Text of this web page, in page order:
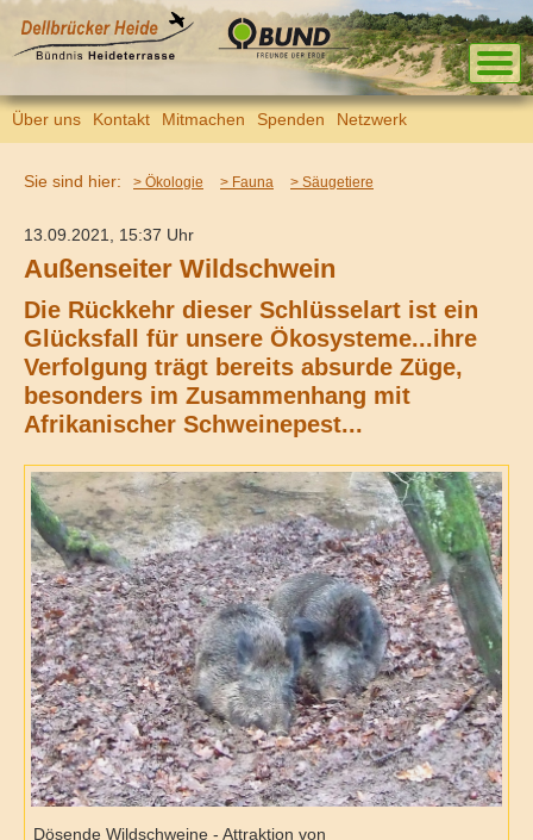
Über uns Kontakt Mitmachen Spenden Netzwerk
Sie sind hier: > Ökologie > Fauna > Säugetiere
13.09.2021, 15:37 Uhr
Außenseiter Wildschwein
Die Rückkehr dieser Schlüsselart ist ein
Glücksfall für unsere Ökosysteme...ihre
Verfolgung trägt bereits absurde Züge,
besonders im Zusammenhang mit
Afrikanischer Schweinepest...
Dösende Wildschweine - Attraktion von